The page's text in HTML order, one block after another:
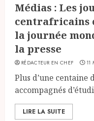
Médias : Les
centrafricains
la journée
la presse
RÉDACTEUR EN CHEF 11
Plus d’une
accompagnés
LIRE LA SUITE